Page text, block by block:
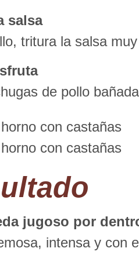
salsa
tritura la salsa
de pollo
jugoso por
intensa y con